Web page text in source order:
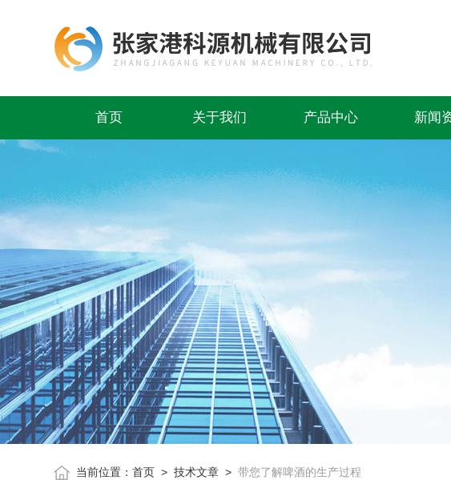
首页 关于我们 产品中心 新闻
当前位置：首页 >技术文章 >带您了解啤酒的生产过程